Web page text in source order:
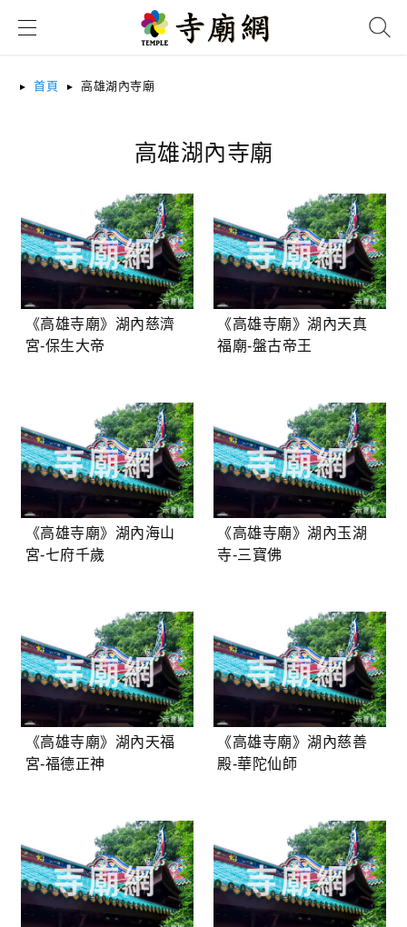
首頁 高雄湖內寺廟
高雄湖內寺廟
《高雄寺廟》湖內慈濟
宮-保生大帝
《高雄寺廟》湖內天真
福廟-盤古帝王
《高雄寺廟》湖內海山
宮-七府千歲
《高雄寺廟》湖內玉湖
寺-三寶佛
《高雄寺廟》湖內天福
宮-福德正神
《高雄寺廟》湖內慈善
殿-華陀仙師